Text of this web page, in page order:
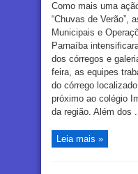
Como mais uma
“Chuvas de Verão”,
Municipais e
Parnaíba
dos córregos e
feira, as equipes
do córrego
próximo ao colégio
da região. Além dos
Leia mais »